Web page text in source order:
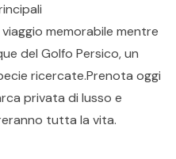
memorabile mentre
del Golfo Persico, un
ricercate.Prenota oggi
privata di lusso e
tutta la vita.